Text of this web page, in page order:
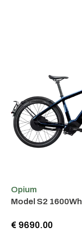
Opium
Model S2 1600Wh
€ 9690.00